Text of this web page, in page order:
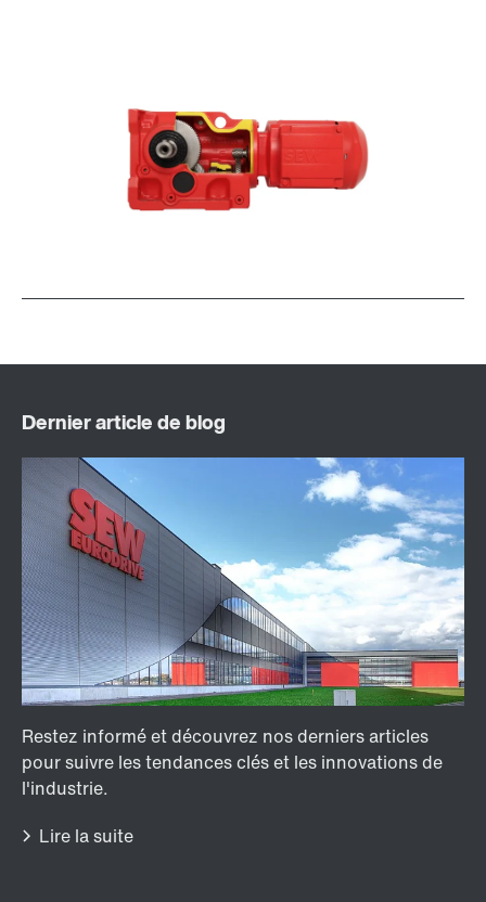
Lubrifiants
Module de diagnostic DUO